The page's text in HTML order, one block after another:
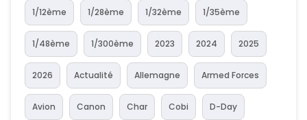
1/12ème 1/28ème 1/32ème 1/35ème
1/48ème 1/300ème 2023 2024 2025
2026 Actualité Allemagne Armed Forces
Avion Canon Char Cobi D-Day